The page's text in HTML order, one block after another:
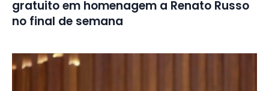
gratuito em homenagem a Renato Russo
no final de semana